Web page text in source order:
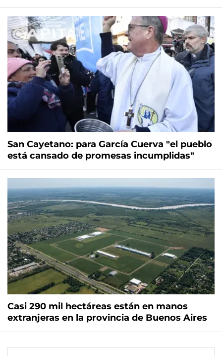
San Cayetano: para García Cuerva "el pueblo
está cansado de promesas incumplidas"
Casi 290 mil hectáreas están en manos
extranjeras en la provincia de Buenos Aires